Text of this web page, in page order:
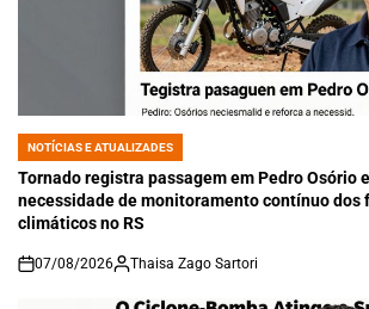
POSTED
IN
NOTÍCIAS E ATUALIZADES
Tornado registra passagem em Pedro Osório
necessidade de monitoramento contínuo dos
climáticos no RS
on
07/08/2026 Thaisa Zago Sartori